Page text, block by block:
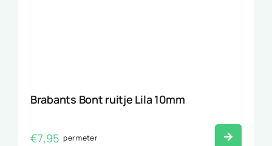
Brabants Bont ruitje Lila 10mm
€7,95 per meter